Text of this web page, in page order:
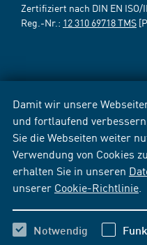
Damit wir unsere
und fortlaufend
Sie die Webseiten weiter
Verwendung von Cookies
erhalten Sie in unseren
unserer Cookie-Richtlinie
Notwendig
Zertifiziert nach DIN EN ISO/
Reg.-Nr.: 12 310 69718 TMS